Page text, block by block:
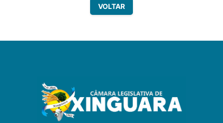
VOLTAR